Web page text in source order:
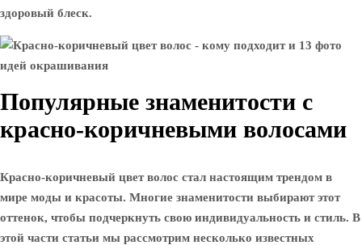
здоровый блеск.
Популярные знаменитости с
красно-коричневыми волосами
Красно-коричневый цвет волос стал настоящим трендом в
мире моды и красоты. Многие знаменитости выбирают этот
оттенок, чтобы подчеркнуть свою индивидуальность и стиль. В
этой части статьи мы рассмотрим несколько известных